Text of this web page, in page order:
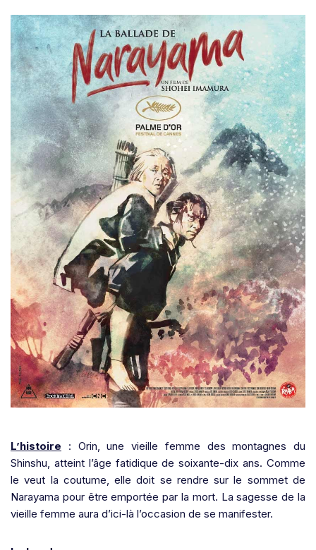
L’histoire : Orin, une vieille femme des montagnes du
Shinshu, atteint l’âge fatidique de soixante-dix ans. Comme
le veut la coutume, elle doit se rendre sur le sommet de
Narayama pour être emportée par la mort. La sagesse de la
vieille femme aura d’ici-là l’occasion de se manifester.